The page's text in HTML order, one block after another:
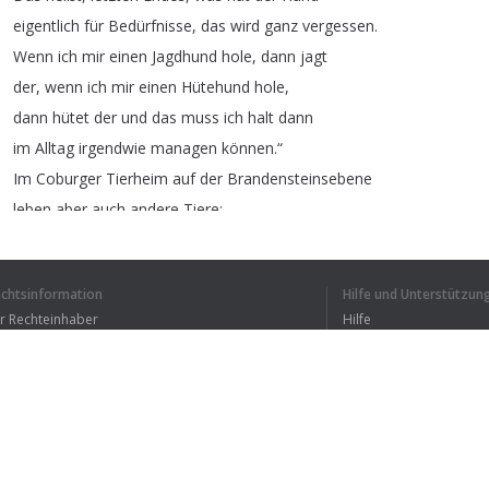
eigentlich für Bedürfnisse, das wird ganz vergessen.
Wenn ich mir einen Jagdhund hole, dann jagt
der, wenn ich mir einen Hütehund hole,
dann hütet der und das muss ich halt dann
im Alltag irgendwie managen können.“
Im Coburger Tierheim auf der Brandensteinsebene
leben aber auch andere Tiere:
„Ich engagiere
Rechteinhaber
Hilfe und
Hilfe